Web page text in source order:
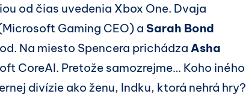
od čias uvedenia Xbox One. Dvaja
Gaming CEO) a Sarah Bond
Na miesto Spencera prichádza Asha
CoreAI. Pretože samozrejme… Koho iného
divízie ako ženu, Indku, ktorá nehrá hry?